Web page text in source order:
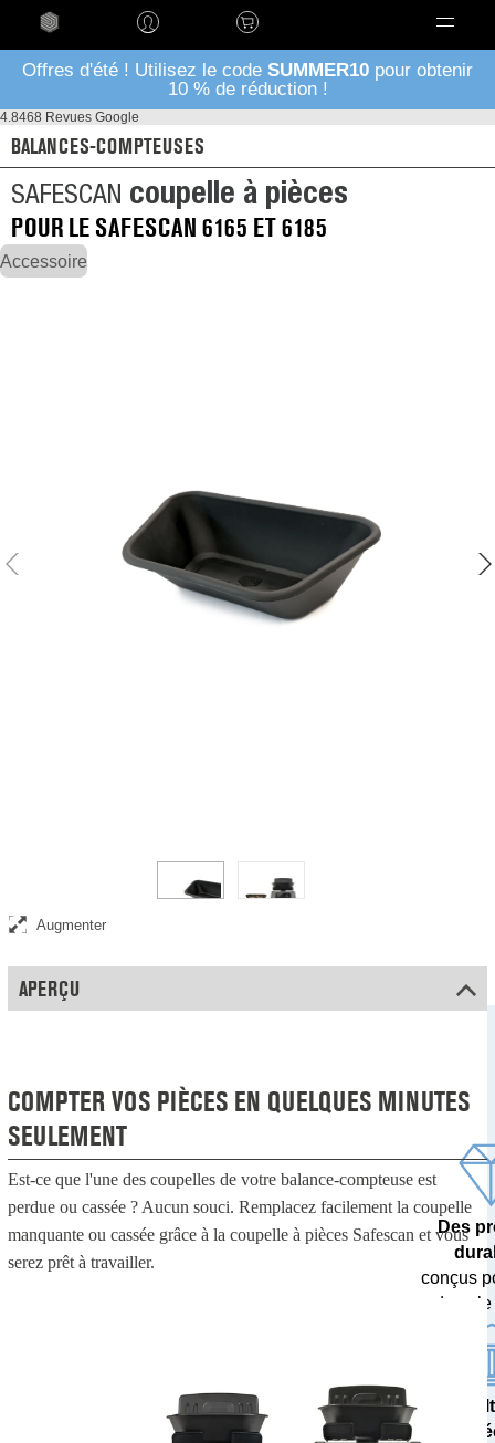
Offres d'été ! Utilisez le code SUMMER10 pour obtenir
10 % de réduction !
4.8468 Revues Google
BALANCES-COMPTEUSES
SAFESCAN coupelle à pièces
POUR LE SAFESCAN 6165 ET 6185
Accessoire
Coupelle de remplacement pour votre balance-compteuse
Augmenter
APERÇU
COMPTER VOS PIÈCES EN QUELQUES MINUTES
SEULEMENT
Est-ce que l'une des coupelles de votre balance-compteuse est
perdue ou cassée ? Aucun souci. Remplacez facilement la coupelle
manquante ou cassée grâce à la coupelle à pièces Safescan et vous
serez prêt à travailler.
Des
conçus
dans
Des